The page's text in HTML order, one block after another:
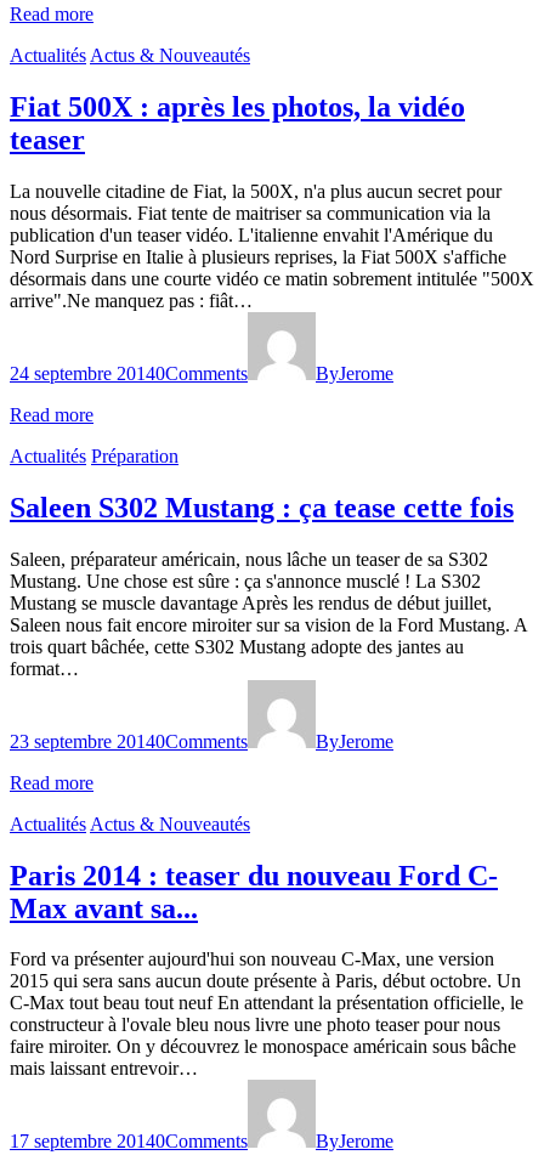
Read more
Actualités Actus & Nouveautés
Fiat 500X : après les photos, la vidéo
teaser
La nouvelle citadine de Fiat, la 500X, n'a plus aucun secret pour
nous désormais. Fiat tente de maitriser sa communication via la
publication d'un teaser vidéo. L'italienne envahit l'Amérique du
Nord Surprise en Italie à plusieurs reprises, la Fiat 500X s'affiche
désormais dans une courte vidéo ce matin sobrement intitulée "500X
arrive".Ne manquez pas : fiât…
24 septembre 20140Comments ByJerome
Read more
Actualités Préparation
Saleen S302 Mustang : ça tease cette fois
Saleen, préparateur américain, nous lâche un teaser de sa S302
Mustang. Une chose est sûre : ça s'annonce musclé ! La S302
Mustang se muscle davantage Après les rendus de début juillet,
Saleen nous fait encore miroiter sur sa vision de la Ford Mustang. A
trois quart bâchée, cette S302 Mustang adopte des jantes au
format…
23 septembre 20140Comments ByJerome
Read more
Actualités Actus & Nouveautés
Paris 2014 : teaser du nouveau Ford C-
Max avant sa...
Ford va présenter aujourd'hui son nouveau C-Max, une version
2015 qui sera sans aucun doute présente à Paris, début octobre. Un
C-Max tout beau tout neuf En attendant la présentation officielle, le
constructeur à l'ovale bleu nous livre une photo teaser pour nous
faire miroiter. On y découvrez le monospace américain sous bâche
mais laissant entrevoir…
17 septembre 20140Comments ByJerome